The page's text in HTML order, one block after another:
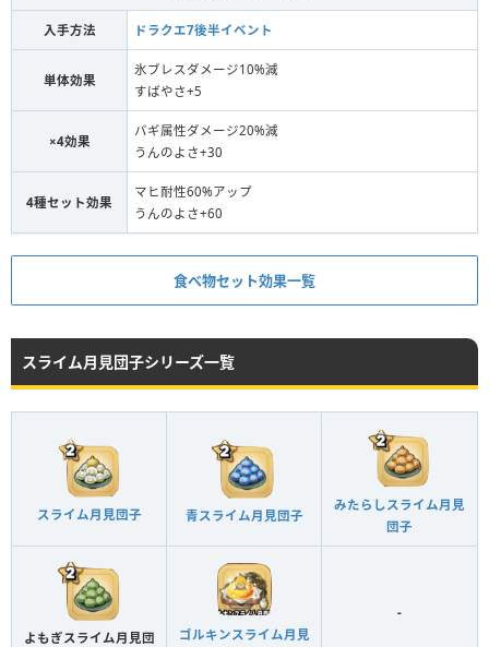
入手方法 ドラクエ7後半イベント
単体効果
氷ブレスダメージ10%減
すばやさ+5
×4効果
バギ属性ダメージ20%減
うんのよさ+30
4種セット効果
マヒ耐性60%アップ
うんのよさ+60
食べ物セット効果一覧
スライム月見団子シリーズ一覧
スライム月見団子 青スライム月見団子
みたらしスライム月見
団子
よもぎスライム月見団
ゴルキンスライム月見
-